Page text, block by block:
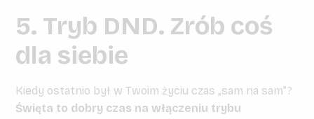
5. Tryb DND. Zrób coś
dla siebie
Kiedy ostatnio był w Twoim życiu czas „sam na sam”?
Święta to dobry czas na włączeniu trybu